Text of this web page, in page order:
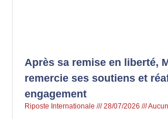
Après sa remise en liberté,
remercie ses soutiens et
engagement
Riposte Internationale 28/07/2026